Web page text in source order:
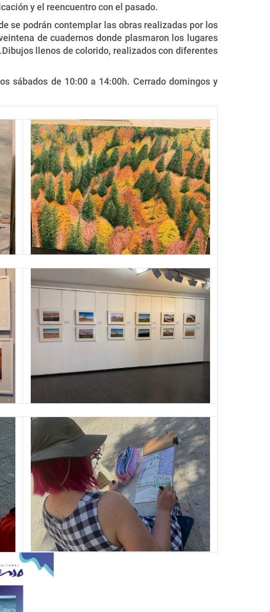
y el reencuentro con el pasado.
se podrán contemplar las obras realizadas por los
de cuadernos donde plasmaron los lugares
llenos de colorido, realizados con diferentes
sábados de 10:00 a 14:00h. Cerrado domingos y